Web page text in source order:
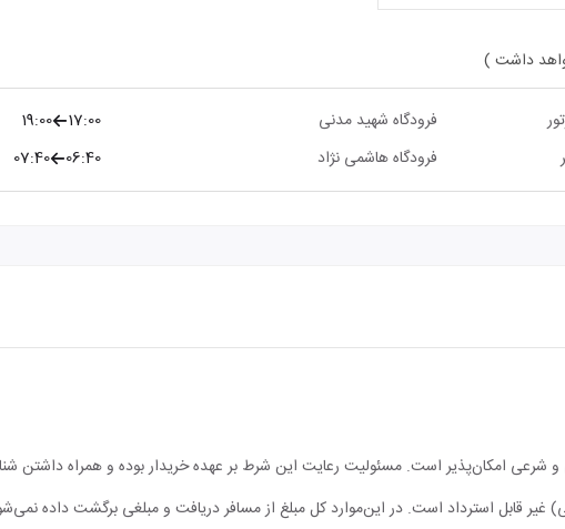
داشت )
فرودگاه شهید مدنی 17:00
19:00
فرودگاه هاشمی نژاد 06:40
07:40
و شرعی امکان‌پذیر است. مسئولیت رعایت این شرط بر عهده خریدار بوده و همراه داشتن
غیر قابل استرداد است. در این‌موارد کل مبلغ از مسافر دریافت و مبلغی برگشت داده